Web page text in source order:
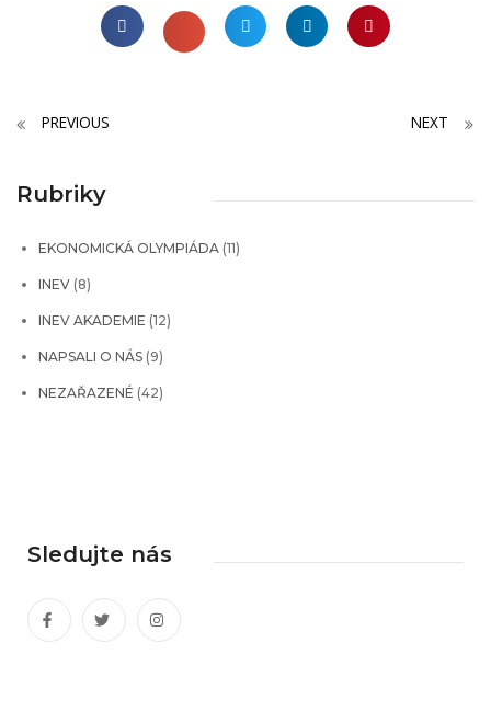
PREVIOUS NEXT
Rubriky
EKONOMICKÁ OLYMPIÁDA (11)
INEV (8)
INEV AKADEMIE (12)
NAPSALI O NÁS (9)
NEZAŘAZENÉ (42)
Sledujte nás